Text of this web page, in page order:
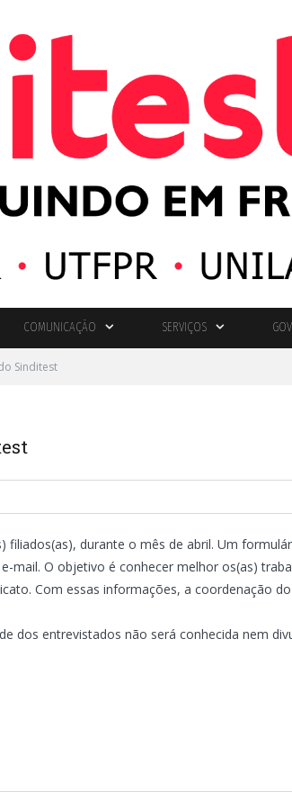
COMUNICAÇÃO SERVIÇOS
Sinditest
filiados(as), durante o mês de abril. Um
mail. O objetivo é conhecer melhor os(as)
Com essas informações, a coordenação
dos entrevistados não será conhecida nem